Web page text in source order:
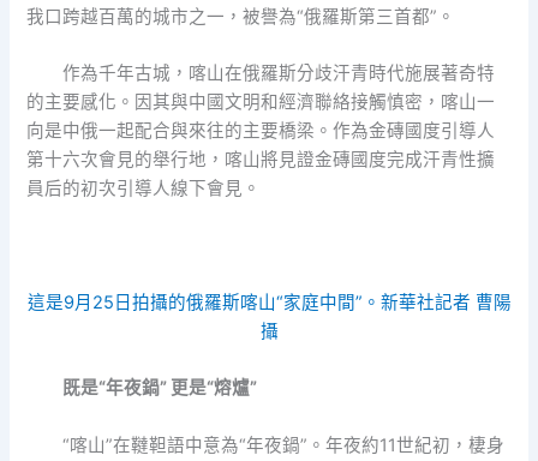
我口跨越百萬的城市之一，被譽為“俄羅斯第三首都”。
作為千年古城，喀山在俄羅斯分歧汗青時代施展著奇特
的主要感化。因其與中國文明和經濟聯絡接觸慎密，喀山一
向是中俄一起配合與來往的主要橋梁。作為金磚國度引導人
第十六次會見的舉行地，喀山將見證金磚國度完成汗青性擴
員后的初次引導人線下會見。
這是9月25日拍攝的俄羅斯喀山“家庭中間”。新華社記者 曹陽
攝
既是“年夜鍋” 更是“熔爐”
“喀山”在韃靼語中意為“年夜鍋”。年夜約11世紀初，棲身